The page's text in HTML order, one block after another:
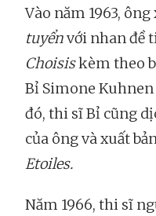
Vào năm 1963,
tuyểnvới nhan đề
Choisiskèm theo
Bỉ Simone
đó, thi sĩ Bỉ cũng
của ông và xuất
Etoiles.
Năm 1966, thi sĩ